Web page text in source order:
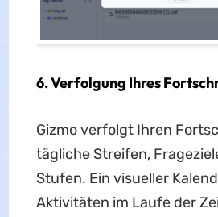
6.Verfolgung Ihres
Gizmo verfolgt Ihren
tägliche Streifen,
Stufen. Ein visueller
Aktivitäten im Laufe der